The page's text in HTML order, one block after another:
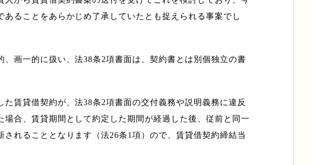
ることをあらかじめ了承していたとも捉えられる事案でし
画一的に扱い、法38条2項書面は、契約書とは別個独立の書
賃貸借契約が、法38条2項書面の交付義務や説明義務に違反
合、賃貸期間として約定した期間が経過した後、従前と同一
れることとなります（法26条1項）ので、賃貸借契約締結当